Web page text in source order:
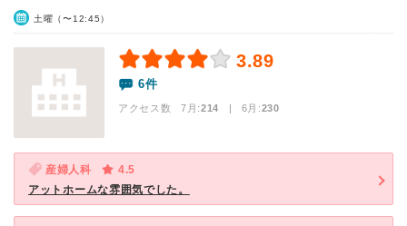
土曜（〜12:45）
3.89
6件
アクセス数 7月:214 | 6月:230
産婦人科
4.5
アットホームな雰囲気でした。